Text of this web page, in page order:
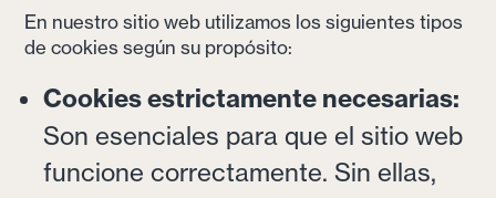
En nuestro sitio web utilizamos los siguientes tipos
de cookies según su propósito:
Cookies estrictamente necesarias:
Son esenciales para que el sitio web
funcione correctamente. Sin ellas,